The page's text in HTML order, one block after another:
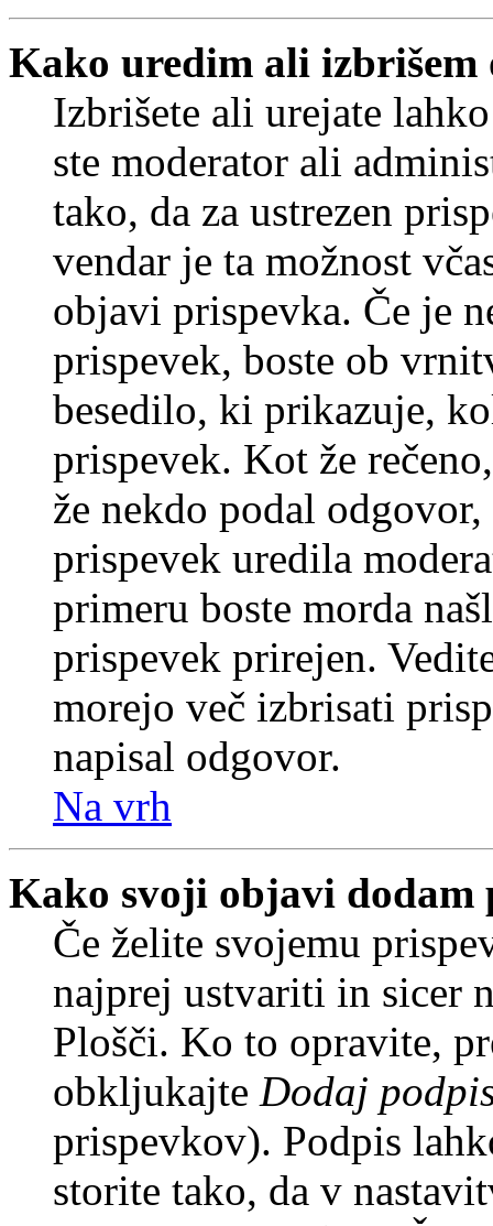
Kako uredim ali izbrišem
Izbrišete ali urejate
ste moderator ali
tako, da za ustrezen
vendar je ta možnost
objavi prispevka. Če je
prispevek, boste ob
besedilo, ki prikazuje,
prispevek. Kot že
že nekdo podal
prispevek uredila
primeru boste morda
prispevek prirejen.
morejo več izbrisati
napisal odgovor.
Na vrh
Kako svoji objavi dodam
Če želite svojemu
najprej ustvariti in sicer
Plošči. Ko to opravite,
obkljukajte Dodaj
prispevkov). Podpis
storite tako, da v